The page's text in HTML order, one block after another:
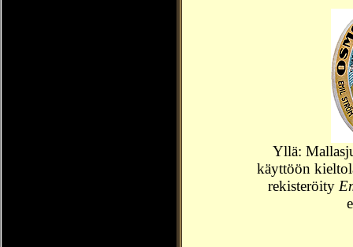
Yllä:
käyttöön
rekisteröity